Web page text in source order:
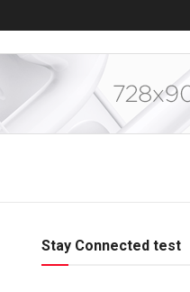
Stay Connected test